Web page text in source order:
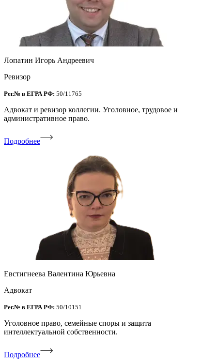
Лопатин Игорь Андреевич
Ревизор
Рег.№ в ЕГРА РФ: 50/11765
Адвокат и ревизор коллегии. Уголовное, трудовое и
административное право.
Подробнее
Евстигнеева Валентина Юрьевна
Адвокат
Рег.№ в ЕГРА РФ: 50/10151
Уголовное право, семейные споры и защита
интеллектуальной собственности.
Подробнее